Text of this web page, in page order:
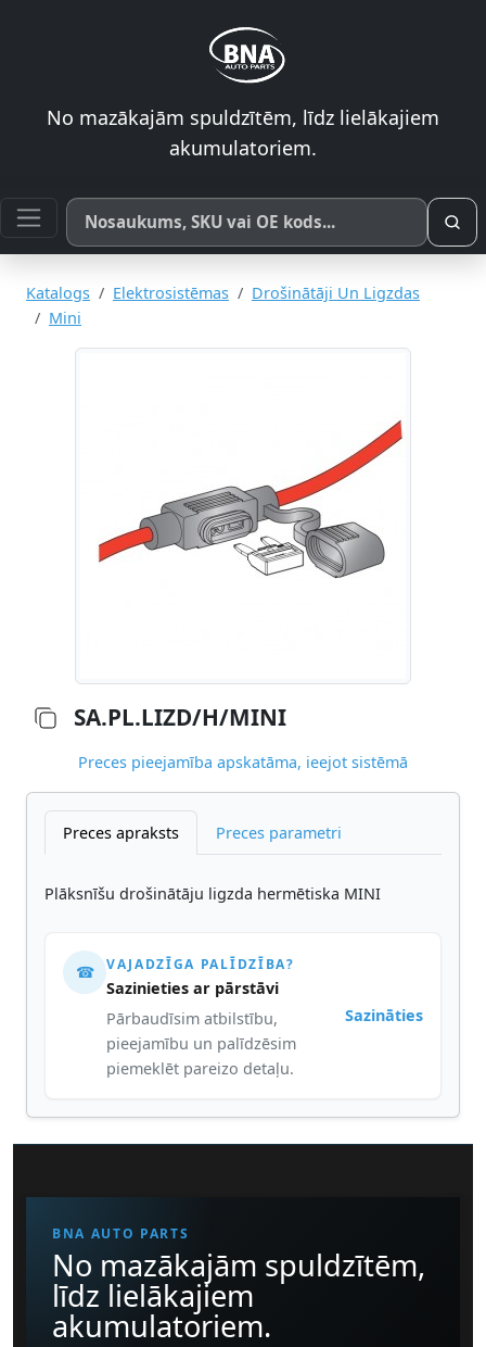
No mazākajām spuldzītēm, līdz lielākajiem
akumulatoriem.
Meklēt pēc produkta nosaukuma, SKU vai OE koda
Katalogs Elektrosistēmas
Drošinātāji Un Ligzdas
Mini
SA.PL.LIZD/H/MINI
Preces pieejamība apskatāma, ieejot sistēmā
Preces apraksts Preces parametri
Plāksnīšu drošinātāju ligzda hermētiska MINI
☎ VAJADZĪGA PALĪDZĪBA?
Sazinieties ar pārstāvi
Pārbaudīsim atbilstību,
pieejamību un palīdzēsim
piemeklēt pareizo detaļu.
Sazināties
BNA AUTO PARTS
No mazākajām spuldzītēm,
līdz lielākajiem
akumulatoriem.